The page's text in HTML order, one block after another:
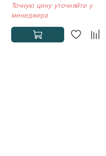
Точную цену уточняйте у
менеджера